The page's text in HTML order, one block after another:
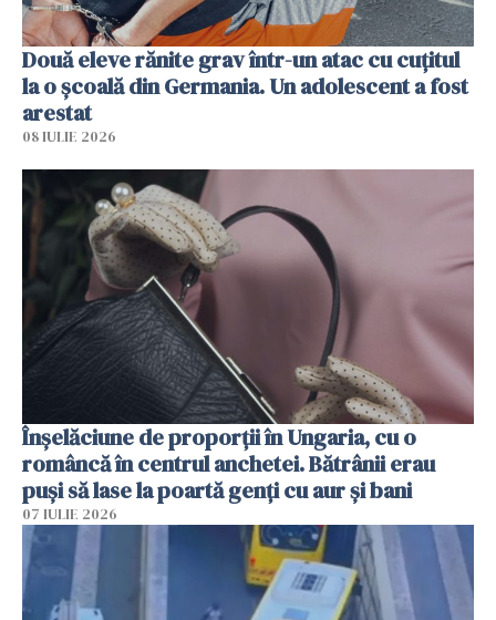
Două eleve rănite grav într-un atac cu cuțitul
la o școală din Germania. Un adolescent a fost
arestat
08 IULIE 2026
Înșelăciune de proporții în Ungaria, cu o
româncă în centrul anchetei. Bătrânii erau
puși să lase la poartă genți cu aur și bani
07 IULIE 2026